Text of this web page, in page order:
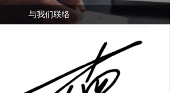
与我们联络